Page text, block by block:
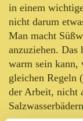
in einem
nicht darum
Man macht
anzuziehen. Das
warm sein kann,
gleichen Regeln
der Arbeit, nicht